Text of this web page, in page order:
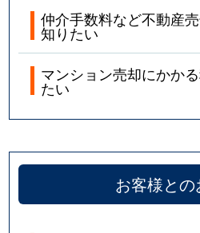
仲介手数料など不動産
知りたい
マンション売却にかか
たい
お客様と